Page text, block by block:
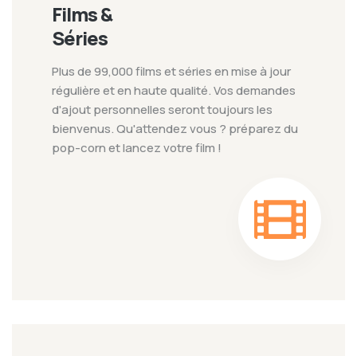
Films &
Séries
Plus de 99,000 films et séries en mise à jour
régulière et en haute qualité. Vos demandes
d'ajout personnelles seront toujours les
bienvenus. Qu'attendez vous ? préparez du
pop-corn et lancez votre film !